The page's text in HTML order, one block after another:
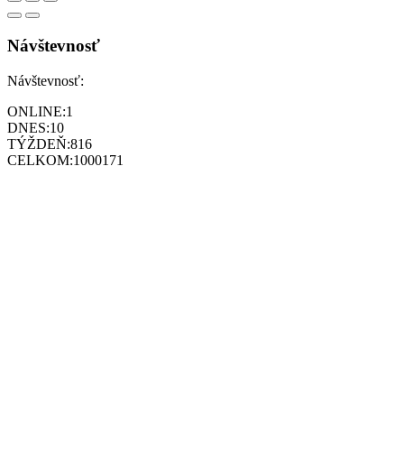
Návštevnosť
Návštevnosť:
ONLINE:1
DNES:10
TÝŽDEŇ:816
CELKOM:1000171